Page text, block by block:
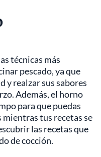
técnicas más
pescado, ya que
y realzar sus sabores
Además, el horno
para que puedas
tus recetas se
las recetas que
de cocción.